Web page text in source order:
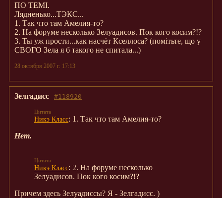
ПО ТЕМІ.
Лядненько...ТЭКС...
1. Так что там Амелия-то?
2. На форуме несколько Зелуадисов. Пок кого косим?!?
3. Ты уж прости...как насчёт Кселлоса? (помітьте, що у
СВОГО Зела я б такого не спитала...)
28 октября 2007 г. 17:13
#118920
Зелгадисс
Никэ Класс: 1. Так что там Амелия-то?
Нет.
Никэ Класс: 2. На форуме несколько
Зелуадисов. Пок кого косим?!?
Причем здесь Зелуадиссы? Я - Зелгадисс. )